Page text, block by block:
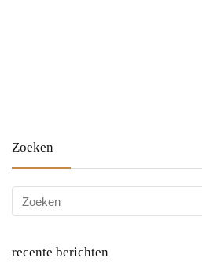
Zoeken
recente berichten